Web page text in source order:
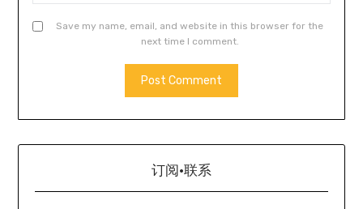
Save my name, email, and website in this browser for the
next time I comment.
订阅·联系